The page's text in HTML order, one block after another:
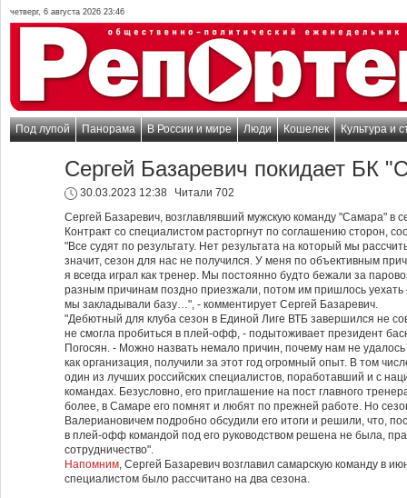
четверг, 6 августа 2026 23:46
Под лупой Панорама В России и мире Люди Кошелек Культура и
Сергей Базаревич покидает БК
30.03.2023 12:38
Читали 702
Сергей Базаревич, возглавлявший мужскую команду "Самара" в
Контракт со специалистом расторгнут по соглашению сторон,
"Все судят по результату. Нет результата на который мы
значит, сезон для нас не получился. У меня по объективным
я всегда играл как тренер. Мы постоянно будто бежали за
разным причинам поздно приезжали, потом им пришлось уехать
мы закладывали базу…", - комментирует Сергей Базаревич.
"Дебютный для клуба сезон в Единой Лиге ВТБ завершился не
не смогла пробиться в плей-офф, - подытоживает президент
Погосян. - Можно назвать немало причин, почему нам не
как организация, получили за этот год огромный опыт. В том
один из лучших российских специалистов, поработавший и с
командах. Безусловно, его приглашение на пост главного
более, в Самаре его помнят и любят по прежней работе. Но
Валериановичем подробно обсудили его итоги и решили, что,
в плей-офф командой под его руководством решена не была,
сотрудничество".
Напомним, Сергей Базаревич возглавил самарскую команду в
специалистом было рассчитано на два сезона.